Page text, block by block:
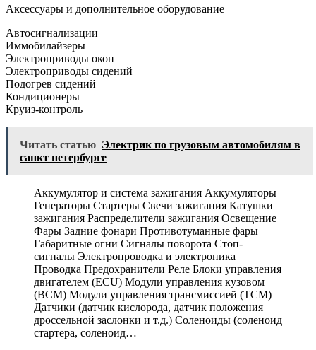
Аксессуары и дополнительное оборудование
Автосигнализации
Иммобилайзеры
Электроприводы окон
Электроприводы сидений
Подогрев сидений
Кондиционеры
Круиз-контроль
Читать статью Электрик по грузовым автомобилям в
санкт петербурге
Аккумулятор и система зажигания Аккумуляторы
Генераторы Стартеры Свечи зажигания Катушки
зажигания Распределители зажигания Освещение
Фары Задние фонари Противотуманные фары
Габаритные огни Сигналы поворота Стоп-
сигналы Электропроводка и электроника
Проводка Предохранители Реле Блоки управления
двигателем (ECU) Модули управления кузовом
(BCM) Модули управления трансмиссией (TCM)
Датчики (датчик кислорода, датчик положения
дроссельной заслонки и т.д.) Соленоиды (соленоид
стартера, соленоид…